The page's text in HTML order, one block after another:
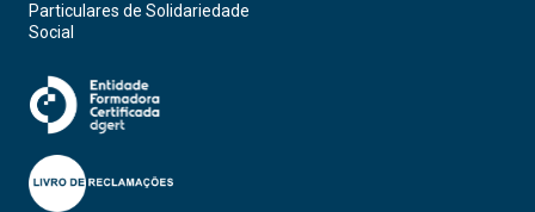
CONGRESSOS E CONFERÊNCIAS
COMPASSO
Particulares de Solidariedade
Social